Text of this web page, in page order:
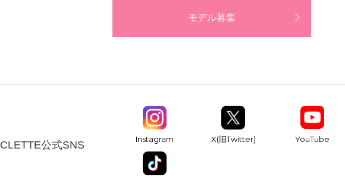
モデル募集
CLETTE公式SNS Instagram X(旧Twitter) YouTube